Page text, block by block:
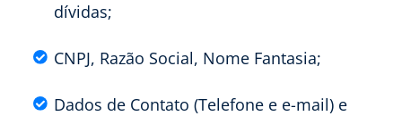
dívidas;
CNPJ, Razão Social, Nome Fantasia;
Dados de Contato (Telefone e e-mail) e